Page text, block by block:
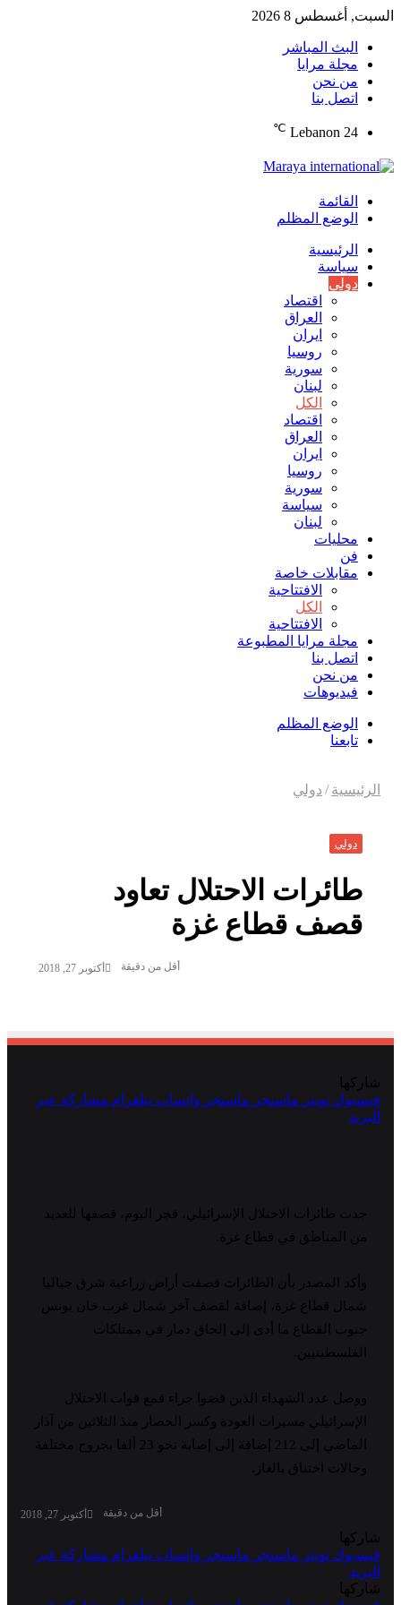
السبت, أغسطس 8 2026
البث المباشر
مجلة مرايا
من نحن
اتصل بنا
Lebanon 24
℃
القائمة
الوضع المظلم
الرئيسية
سياسة
دولي
اقتصاد
العراق
ايران
روسيا
سورية
لبنان
الكل
اقتصاد
العراق
ايران
روسيا
سورية
سياسة
لبنان
محليات
فن
مقابلات خاصة
الافتتاحیة
الكل
الافتتاحیة
مجلة مرايا المطبوعة
اتصل بنا
من نحن
فيديوهات
الوضع المظلم
تابعنا
الرئيسية / دولي
دولي
طائرات الاحتلال تعاود
قصف قطاع غزة
أكتوبر 27, 2018 أقل من دقيقة
شاركها
فيسبوك تويتر ماسنجر ماسنجر واتساب تيلقرام مشاركة عبر
البريد
جدت طائرات الاحتلال الإسرائيلي، فجر اليوم، قصفها للعديد
من المناطق في قطاع غزة.
وأكد المصدر بأن الطائرات قصفت أراض زراعية شرق جباليا
شمال قطاع غزة، إضافة لقصف آخر شمال غرب خان يونس
جنوب القطاع ما أدى إلى إلحاق دمار في ممتلكات
الفلسطينيين.
ووصل عدد الشهداء الذين قضوا جراء قمع قوات الاحتلال
الإسرائيلي مسيرات العودة وكسر الحصار منذ الثلاثين من آذار
الماضي إلى 212 إضافة إلى إصابة نحو 23 ألفا بجروح مختلفة
وحالات اختناق بالغاز.
أكتوبر 27, 2018 أقل من دقيقة
شاركها
فيسبوك تويتر ماسنجر ماسنجر واتساب تيلقرام مشاركة عبر
البريد
شاركها